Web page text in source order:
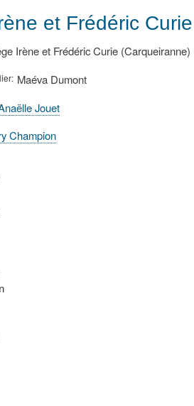
et Frédéric
Irène et Frédéric Curie (Carqueiranne)
Maéva Dumont
Jouet
Champion